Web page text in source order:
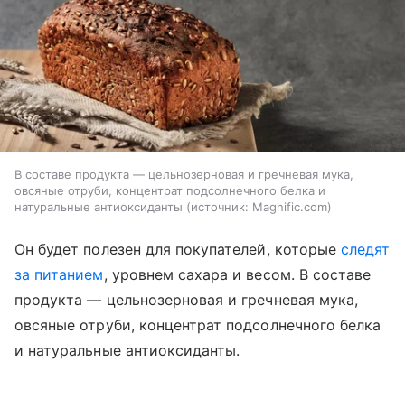
В составе продукта — цельнозерновая и гречневая мука,
овсяные отруби, концентрат подсолнечного белка и
натуральные антиоксиданты
источник: Magnific.com
Он будет полезен для покупателей, которыеследят
за питанием, уровнем сахара и весом. В составе
продукта — цельнозерновая и гречневая мука,
овсяные отруби, концентрат подсолнечного белка
и натуральные антиоксиданты.